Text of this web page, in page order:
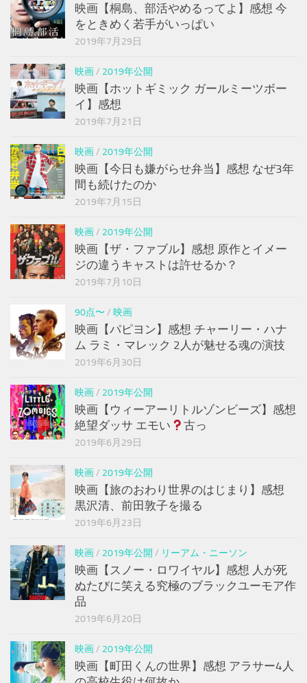
映画【桐島、部活やめるってよ】感想 今
をときめく若手がいっぱい
2019年7月29日
映画/ 2019年公開
映画【ホットギミック ガールミーツボー
イ】感想
2019年7月21日
映画/ 2019年公開
映画【今日も嫌がらせ弁当】感想 なぜ3年
間も続けたのか
2019年7月15日
映画/ 2019年公開
映画【ザ・ファブル】感想 原作とイメー
ジの違うキャストは許せるか？
2019年7月10日
90点〜 / 映画
映画【パピヨン】感想 チャーリー・ハナ
ム ラミ・マレック 2人が魅せる魂の演技
2019年6月30日
映画/ 2019年公開
映画【ウィーアーリトルゾンビーズ】感想
絶望ダッサ エモい
古っ
2019年6月29日
映画/ 2019年公開
映画【旅のおわり世界のはじまり】感想
黒沢清、前田敦子を撮る
2019年6月23日
映画/ 2019年公開 / リーアム・ニーソン
映画【スノー・ロワイヤル】感想 人が死
ぬたびに笑える究極のブラックユーモア作
品
2019年6月20日
映画/ 2019年公開
映画【町田くんの世界】感想 アラサー4人